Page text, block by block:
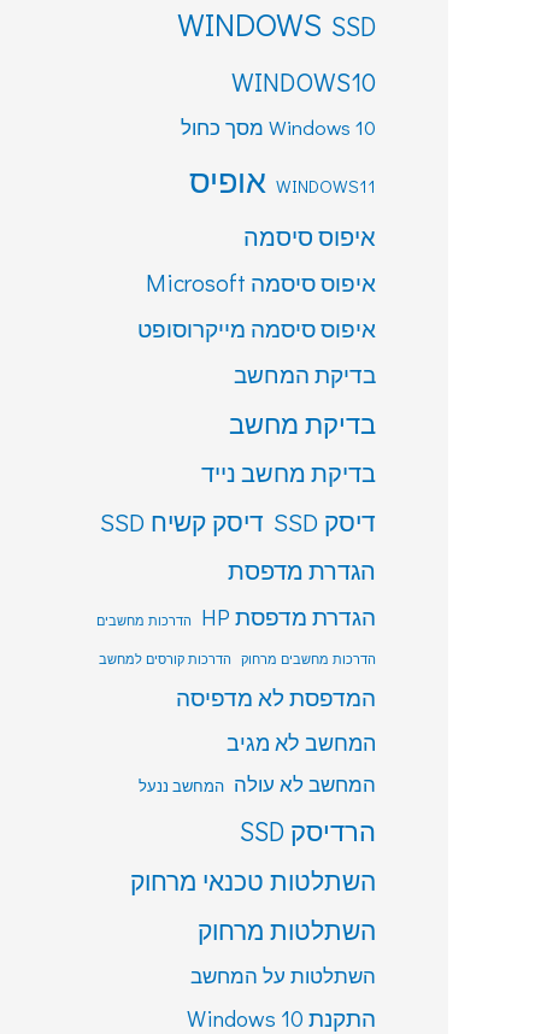
SSD
WINDOWS
WINDOWS10
Windows 10 מסך כחול
WINDOWS11 אופיס
איפוס סיסמה
איפוס סיסמה Microsoft
איפוס סיסמה מייקרוסופט
בדיקת המחשב
בדיקת מחשב
בדיקת מחשב נייד
דיסק SSD דיסק קשיח SSD
הגדרת מדפסת
הגדרת מדפסת HP הדרכות מחשבים
הדרכות מחשבים מרחוק הדרכות קורסים למחשב
המדפסת לא מדפיסה
המחשב לא מגיב
המחשב לא עולה המחשב ננעל
הרדיסק SSD
השתלטות טכנאי מרחוק
השתלטות מרחוק
השתלטות על המחשב
התקנת Windows 10